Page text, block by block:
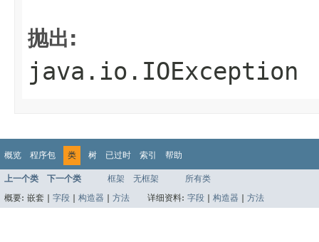
抛出:
java.io.IOException
概览 程序包 类 树 已过时 索引 帮助
上一个类 下一个类 框架 无框架
所有类
概要: 嵌套 | 字段 构造器 方法 详细资料: 字段 构造器 方法